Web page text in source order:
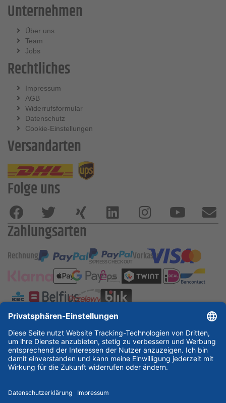
Unternehmen
Über uns
Team
Jobs
Rechtliches
Impressum
AGB
Widerrufsformular
Datenschutz
Cookie-Einstellungen
Versandarten
Folge uns
Zahlungsarten
Rechnung Vorkasse
ESSKA International
new
new new